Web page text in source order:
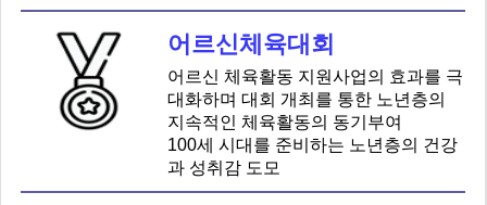
어르신체육대회
어르신 체육활동 지원사업의 효과를 극
대화하며 대회 개최를 통한 노년층의
지속적인 체육활동의 동기부여
100세 시대를 준비하는 노년층의 건강
과 성취감 도모